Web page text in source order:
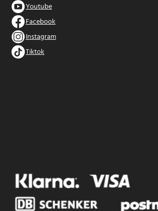
Youtube
Facebook
Instagram
Tiktok